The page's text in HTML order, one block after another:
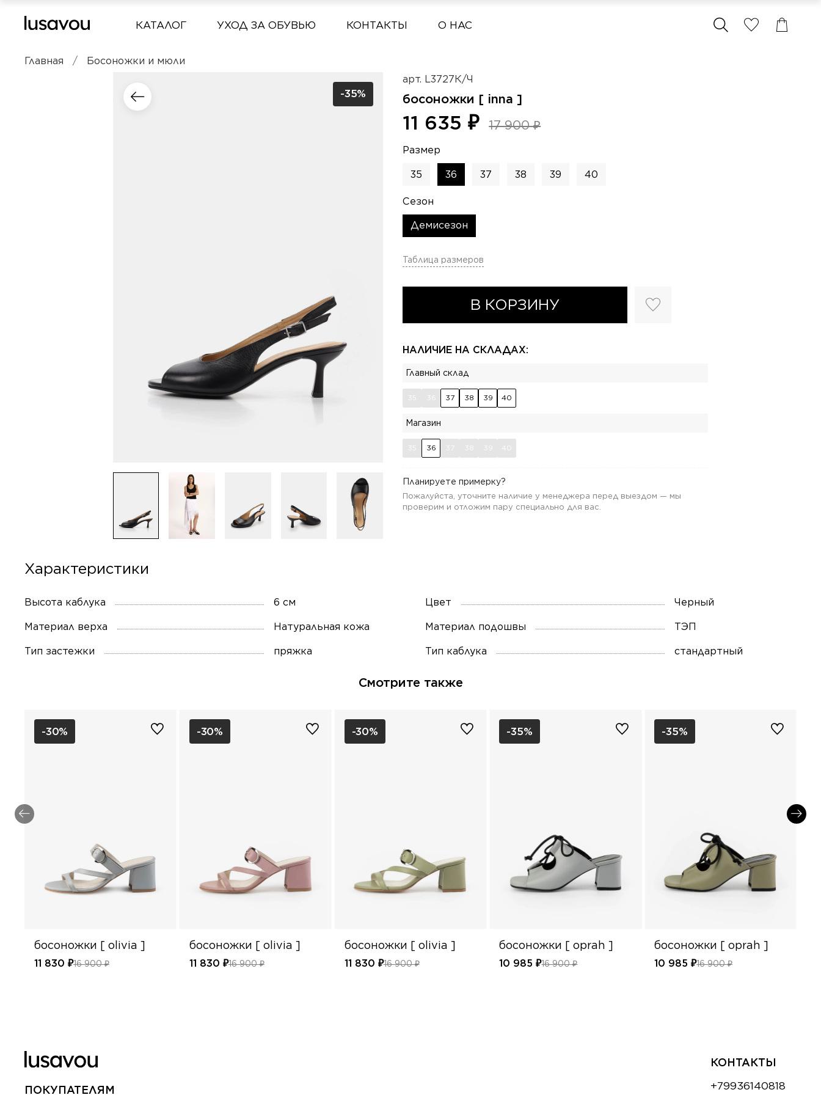
КАТАЛОГ УХОД ЗА ОБУВЬЮ КОНТАКТЫ О НАС
Главная Босоножки и мюли
-35%
арт. L3727К/Ч
босоножки [ inna ]
11 635 ₽ 17 900 ₽
Таблица размеров
В КОРЗИНУ
НАЛИЧИЕ НА СКЛАДАХ:
Главный склад
35 36 37 38 39 40
Магазин
35 36 37 38 39 40
Планируете примерку?
Пожалуйста, уточните наличие у менеджера перед выездом — мы
проверим и отложим пару специально для вас.
Размер
35 36 37 38 39 40
Сезон
Демисезон
Характеристики
Высота каблука 6 см Цвет Черный
Материал верха Натуральная кожа Материал подошвы ТЭП
Тип застежки пряжка Тип каблука стандартный
Смотрите также
-30%
босоножки [ olivia ]
11 830 ₽16 900 ₽
-30%
босоножки [ olivia ]
11 830 ₽16 900 ₽
-30%
босоножки [ olivia ]
11 830 ₽16 900 ₽
-35%
босоножки [ oprah ]
10 985 ₽16 900 ₽
-35%
босоножки [ oprah ]
10 985 ₽16 900 ₽
ПОКУПАТЕЛЯМ
КОНТАКТЫ
+79936140818